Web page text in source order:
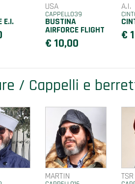
E.I.
USA
CAPPELLO39
BUSTINA
AIRFORCE FLIGHT
€ 10,00
A.I.
€
/ Cappelli e
MARTIN